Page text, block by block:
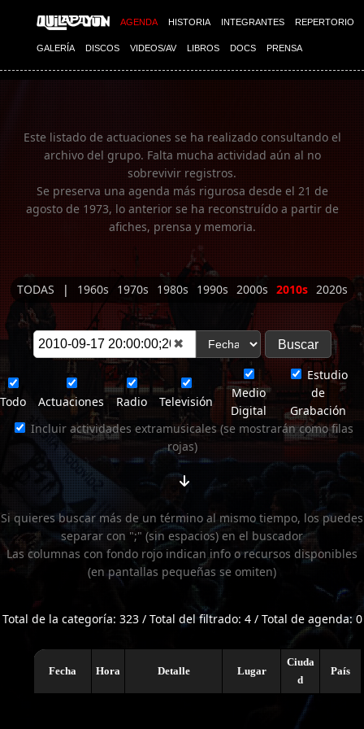
AGENDA HISTORIA INTEGRANTES REPERTORIO
GALERÍA DISCOS VIDEOS/AV LIBROS DOCS PRENSA
Imagen 01
Este listado de actuaciones se ha realizado consultando el
archivo del grupo. Falta mucha actividad aún al no
sobrevivir registros.
Se preserva una agenda más rigurosa desde el 21 de
agosto de 1973, lo anterior se ha reconstruído a partir de
afiches, prensa y memoria.
TODAS | 1960s 1970s 1980s 1990s 2000s 2010s 2020s
✖
Todo Actuaciones Radio Televisión
Medio
Digital
Estudio
de
Grabación
Incluir actividades extramusicales (se mostrarán como filas
rojas)
Si quieres buscar más de un término al mismo tiempo, los puedes
separar con ";" (sin espacios) en el buscador
Las columnas con fondo rojo indican info o recursos disponibles
(en pantallas pequeñas se omiten)
Total de la categoría: 323 / Total del filtrado: 4 / Total de agenda: 0
Fecha Hora Detalle Lugar
Ciuda
d
País